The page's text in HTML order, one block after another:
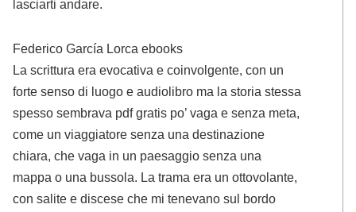
lasciarti andare.
Federico García Lorca ebooks
La scrittura era evocativa e coinvolgente, con un
forte senso di luogo e audiolibro ma la storia stessa
spesso sembrava pdf gratis po’ vaga e senza meta,
come un viaggiatore senza una destinazione
chiara, che vaga in un paesaggio senza una
mappa o una bussola. La trama era un ottovolante,
con salite e discese che mi tenevano sul bordo